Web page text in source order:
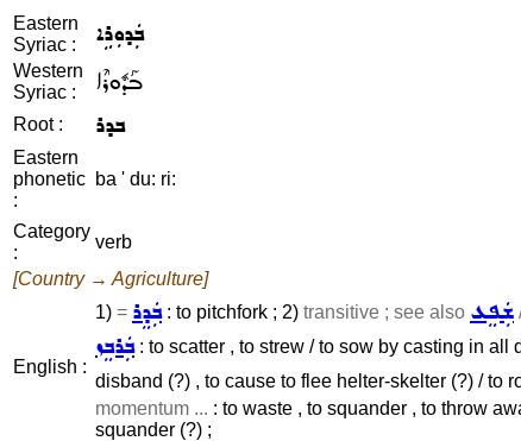
Eastern
Syriac :
ܒܲܕܘܼܪܹܐ
Western
Syriac :
ܒܰܕܽܘܪܶܐ
Root : ܒܕܪ
Eastern
phonetic
:
ba ' du: ri:
Category
:
verb
[Country → Agriculture]
English :
1) = ܒܲܕܸܪ: to pitchfork ; 2) transitive ; see also ܫܲܦܸܥ
ܒܲܪܒܸܙ: to scatter , to strew / to sow by casting in all
disband (?) , to cause to flee helter-skelter (?) / to
momentum ... : to waste , to squander , to throw
squander (?) ;